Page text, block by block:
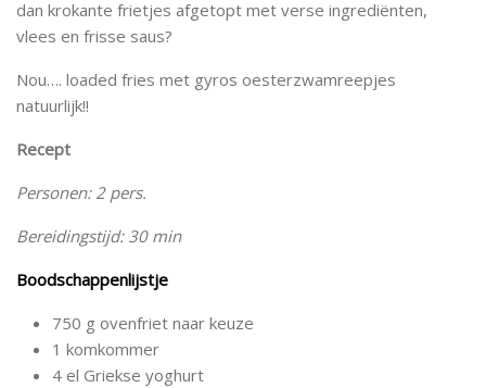
dan krokante frietjes afgetopt met verse ingrediënten,
vlees en frisse saus?
Nou…. loaded fries met gyros oesterzwamreepjes
natuurlijk!!
Recept
Personen: 2 pers.
Bereidingstijd: 30 min
Boodschappenlijstje
750 g ovenfriet naar keuze
1 komkommer
4 el Griekse yoghurt